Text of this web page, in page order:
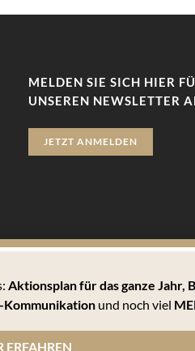
MELDEN SIE SICH HIER
UNSEREN NEWSLETTER
JETZT ANMELDEN
um kleine Textdateien, die auf
oder unter den Einstellungen
Aktionsplan für das ganze Jahr,
Kommunikation und noch viel
ERFAHREN